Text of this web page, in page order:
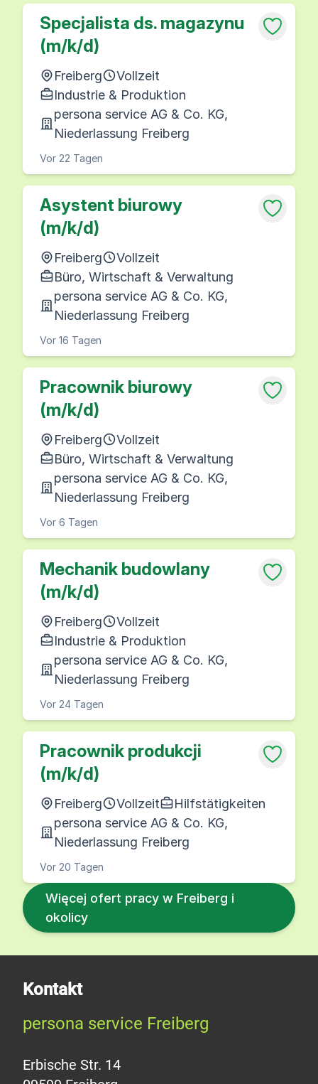
Specjalista ds. magazynu
(m/k/d)
Freiberg
Vollzeit
Industrie & Produktion
persona service AG & Co. KG,
Niederlassung Freiberg
Vor 22 Tagen
Asystent biurowy
(m/k/d)
Freiberg
Vollzeit
Büro, Wirtschaft & Verwaltung
persona service AG & Co. KG,
Niederlassung Freiberg
Vor 16 Tagen
Pracownik biurowy
(m/k/d)
Freiberg
Vollzeit
Büro, Wirtschaft & Verwaltung
persona service AG & Co. KG,
Niederlassung Freiberg
Vor 6 Tagen
Mechanik budowlany
(m/k/d)
Freiberg
Vollzeit
Industrie & Produktion
persona service AG & Co. KG,
Niederlassung Freiberg
Vor 24 Tagen
Pracownik produkcji
(m/k/d)
Freiberg Vollzeit
Hilfstätigkeiten
persona service AG & Co. KG,
Niederlassung Freiberg
Vor 20 Tagen
Więcej ofert pracy w Freiberg i
okolicy
Kontakt
persona service Freiberg
Erbische Str. 14